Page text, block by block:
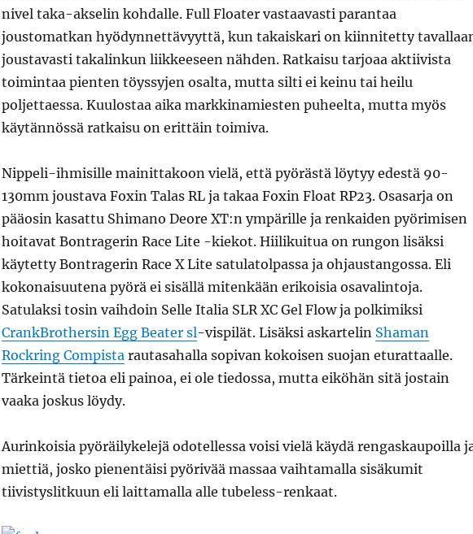
nivel taka-akselin kohdalle. Full Floater vastaavasti parantaa
joustomatkan hyödynnettävyyttä, kun takaiskari on kiinnitetty
joustavasti takalinkun liikkeeseen nähden. Ratkaisu tarjoaa aktiivista
toimintaa pienten töyssyjen osalta, mutta silti ei keinu tai heilu
poljettaessa. Kuulostaa aika markkinamiesten puheelta, mutta myös
käytännössä ratkaisu on erittäin toimiva.
Nippeli-ihmisille mainittakoon vielä, että pyörästä löytyy edestä 90-
130mm joustava Foxin Talas RL ja takaa Foxin Float RP23. Osasarja on
pääosin kasattu Shimano Deore XT:n ympärille ja renkaiden pyörimisen
hoitavat Bontragerin Race Lite -kiekot. Hiilikuitua on rungon lisäksi
käytetty Bontragerin Race X Lite satulatolpassa ja ohjaustangossa. Eli
kokonaisuutena pyörä ei sisällä mitenkään erikoisia osavalintoja.
Satulaksi tosin vaihdoin Selle Italia SLR XC Gel Flow ja polkimiksi
CrankBrothersin Egg Beater sl-vispilät. Lisäksi askartelin Shaman
Rockring Compistarautasahalla sopivan kokoisen suojan eturattaalle.
Tärkeintä tietoa eli painoa, ei ole tiedossa, mutta eiköhän sitä jostain
vaaka joskus löydy.
Aurinkoisia pyöräilykelejä odotellessa voisi vielä käydä rengaskaupoilla
miettiä, josko pienentäisi pyörivää massaa vaihtamalla sisäkumit
tiivistyslitkuun eli laittamalla alle tubeless-renkaat.